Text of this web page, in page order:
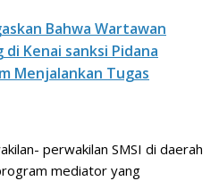
Bahwa Wartawan
Kenai sanksi Pidana
Menjalankan Tugas
perwakilan SMSI di daerah
mediator yang